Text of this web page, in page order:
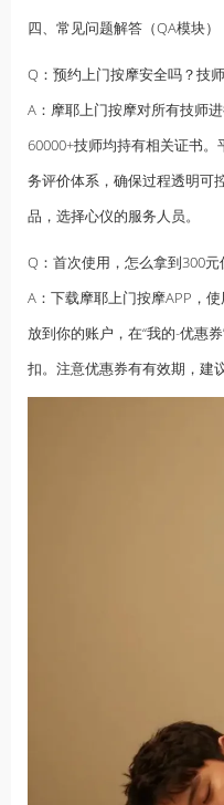
四、常见问题解答（QA模块）
Q：预约上门按摩安全吗？技
A：摩耶上门按摩对所有技师
60000+技师均持有相关证书。
务评价体系，确保过程透明可
品，选择心仪的服务人员。
Q：首次使用，怎么拿到300元
A：下载摩耶上门按摩APP，
放到你的账户，在“我的-优惠
扣。注意优惠券有有效期，建